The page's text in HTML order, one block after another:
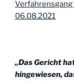
Verfahrensgang
06.08.2021
„Das Gericht
hingewiesen,